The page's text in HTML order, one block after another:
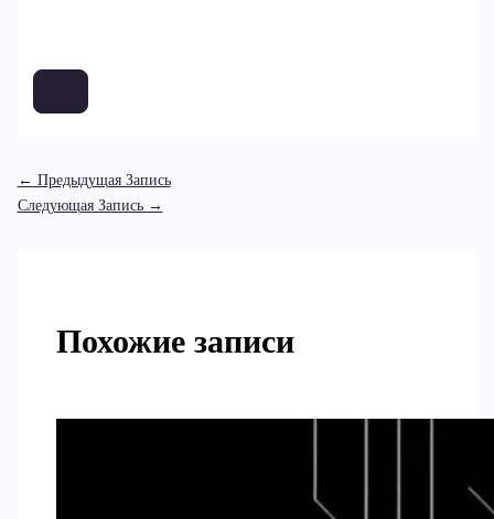
← Предыдущая Запись
Следующая Запись →
Похожие записи